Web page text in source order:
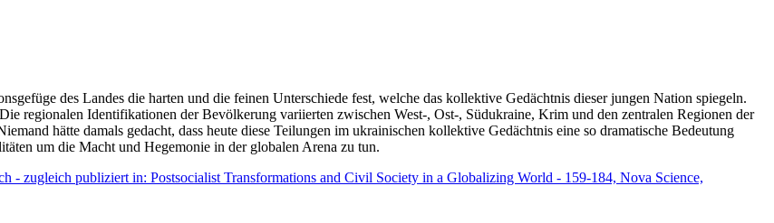
des Landes die harten und die feinen Unterschiede fest, welche das kollektive Gedächtnis dieser jungen Nation spiegeln.
regionalen Identifikationen der Bevölkerung variierten zwischen West-, Ost-, Südukraine, Krim und den zentralen Regionen der
hätte damals gedacht, dass heute diese Teilungen im ukrainischen kollektive Gedächtnis eine so dramatische Bedeutung
um die Macht und Hegemonie in der globalen Arena zu tun.
- zugleich publiziert in: Postsocialist Transformations and Civil Society in a Globalizing World - 159-184, Nova Science,